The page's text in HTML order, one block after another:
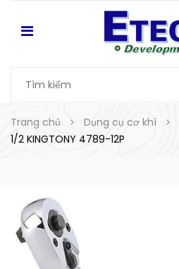
Trang chủ Dụng cụ cơ khí
1/2 KINGTONY 4789-12P